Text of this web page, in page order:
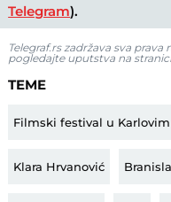
Telegram).
Telegraf.rs zadržava sva
pogledajte uputstva na
TEME
Filmski festival u
Klara Hrvanović